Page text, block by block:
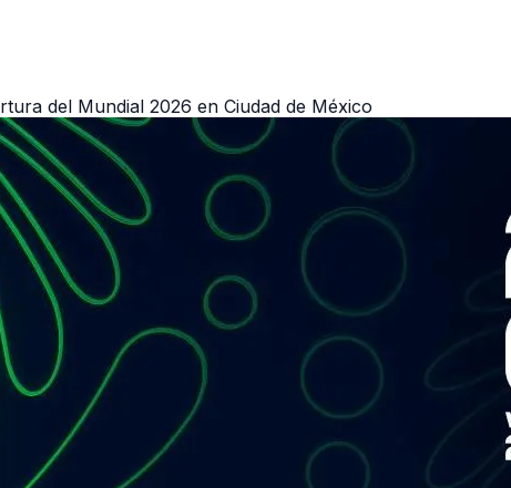
del Mundial 2026 en Ciudad de México